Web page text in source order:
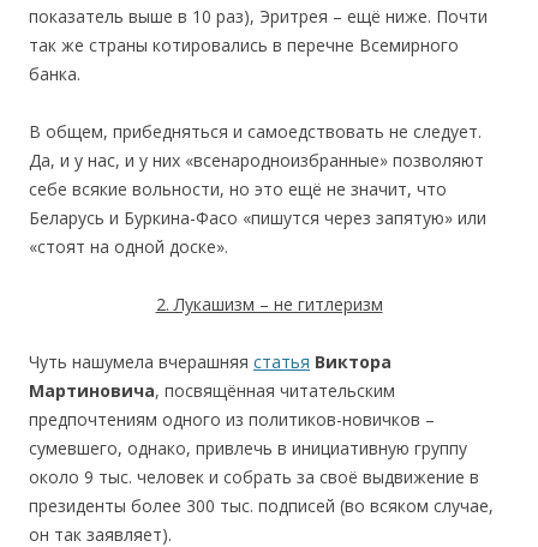
показатель выше в 10 раз), Эритрея – ещё ниже. Почти
так же страны котировались в перечне Всемирного
банка.
В общем, прибедняться и самоедствовать не следует.
Да, и у нас, и у них «всенародноизбранные» позволяют
себе всякие вольности, но это ещё не значит, что
Беларусь и Буркина-Фасо «пишутся через запятую» или
«стоят на одной доске».
2. Лукашизм – не гитлеризм
Чуть нашумела вчерашняя статья Виктора
Мартиновича, посвящённая читательским
предпочтениям одного из политиков-новичков –
сумевшего, однако, привлечь в инициативную группу
около 9 тыс. человек и собрать за своё выдвижение в
президенты более 300 тыс. подписей (во всяком случае,
он так заявляет).